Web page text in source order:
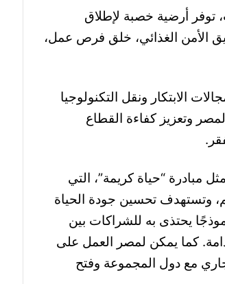
توفر أرضية خصبة لإطلاق
الأمن الغذائي، خلق فرص عمل،
الابتكار ونقل التكنولوجيا
وتعزيز كفاءة القطاع
مبادرة “حياة كريمة”، التي
وتستهدف تحسين جودة الحياة
يحتذى به للشراكات بين
كما يمكن لمصر العمل على
مع دول المجموعة وفتح